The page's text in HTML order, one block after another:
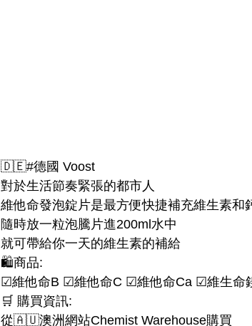
🇩🇪#德國 Voost
對於生活節奏緊張的都市人
維他命發泡錠片是最方便快捷補充維生素和
隨時放一粒泡騰片進200ml水中
就可帶給你一天的維生素的補給
🛍商品:
☑維他命B ☑維他命C ☑維他命Ca ☑維生命
🛒 購買資訊:
從🇦🇺澳洲網站Chemist Warehouse購買